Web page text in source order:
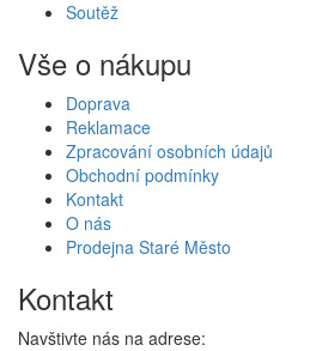
Soutěž
Vše o nákupu
Doprava
Reklamace
Zpracování osobních údajů
Obchodní podmínky
Kontakt
O nás
Prodejna Staré Město
Kontakt
Navštivte nás na adrese: